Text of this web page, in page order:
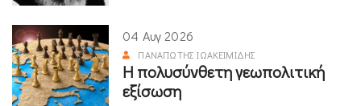
04 Αυγ 2026
ΠΑΝΑΓΙΏΤΗΣ ΙΩΑΚΕΙΜΊΔΗΣ
Η πολυσύνθετη γεωπολιτική
εξίσωση